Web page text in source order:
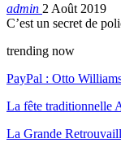
admin 2 Août 2019
C’est un secret de
trending now
PayPal : Otto
La fête traditionnelle
La Grande